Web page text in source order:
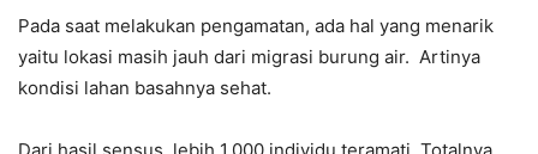
Pada saat melakukan pengamatan, ada hal yang menarik
yaitu lokasi masih jauh dari migrasi burung air. Artinya
kondisi lahan basahnya sehat.
Dari hasil sensus, lebih 1.000 individu teramati. Totalnya